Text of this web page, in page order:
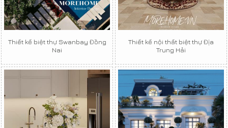
Thiết kế biệt thự Swanbay Đồng
Nai
Thiết kế nội thất biệt thự Địa
Trung Hải